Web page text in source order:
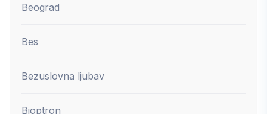
Beograd
Bes
Bezuslovna ljubav
Bioptron